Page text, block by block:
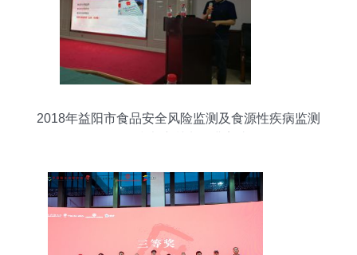
2018年益阳市食品安全风险监测及食源性疾病监测